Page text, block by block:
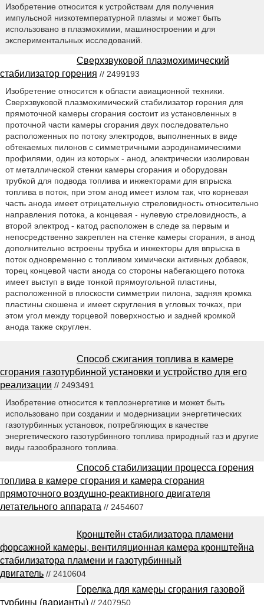
Изобретение относится к устройствам для получения
импульсной низкотемпературной плазмы и может быть
использовано в плазмохимии, машиностроении и для
экспериментальных исследований.
Сверхзвуковой плазмохимический
стабилизатор горения // 2499193
Изобретение относится к области авиационной техники.
Сверхзвуковой плазмохимический стабилизатор горения для
прямоточной камеры сгорания состоит из установленных в
проточной части камеры сгорания двух последовательно
расположенных по потоку электродов, выполненных в виде
обтекаемых пилонов с симметричными аэродинамическими
профилями, один из которых - анод, электрически изолирован
от металлической стенки камеры сгорания и оборудован
трубкой для подвода топлива и инжекторами для впрыска
топлива в поток, при этом анод имеет излом так, что корневая
часть анода имеет отрицательную стреловидность относительно
направления потока, а концевая - нулевую стреловидность, а
второй электрод - катод расположен в следе за первым и
непосредственно закреплен на стенке камеры сгорания, в анод
дополнительно встроены трубка и инжекторы для впрыска в
поток одновременно с топливом химически активных добавок,
торец концевой части анода со стороны набегающего потока
имеет выступ в виде тонкой прямоугольной пластины,
расположенной в плоскости симметрии пилона, задняя кромка
пластины скошена и имеет скругления в угловых точках, при
этом угол между торцевой поверхностью и задней кромкой
анода также скруглен.
Способ сжигания топлива в камере
сгорания газотурбинной установки и устройство для его
реализации // 2493491
Изобретение относится к теплоэнергетике и может быть
использовано при создании и модернизации энергетических
газотурбинных установок, потребляющих в качестве
энергетического газотурбинного топлива природный газ и другие
виды газообразного топлива.
Способ стабилизации процесса горения
топлива в камере сгорания и камера сгорания
прямоточного воздушно-реактивного двигателя
летательного аппарата // 2454607
Кронштейн стабилизатора пламени
форсажной камеры, вентиляционная камера кронштейна
стабилизатора пламени и газотурбинный
двигатель // 2410604
Горелка для камеры сгорания газовой
турбины (варианты) // 2407950